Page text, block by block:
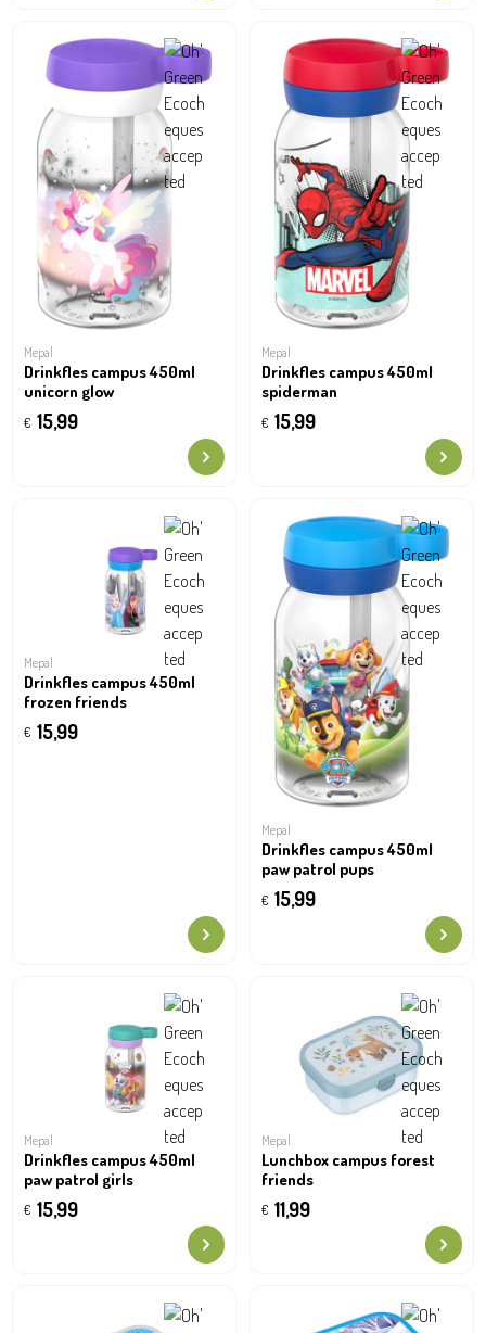
Mepal
Drinkfles campus 450ml
unicorn glow
€ 15,99
Mepal
Drinkfles campus 450ml
spiderman
€ 15,99
Mepal
Drinkfles campus 450ml
frozen friends
€ 15,99
Mepal
Drinkfles campus 450ml
paw patrol pups
€ 15,99
Mepal
Drinkfles campus 450ml
paw patrol girls
€ 15,99
Mepal
Lunchbox campus forest
friends
€ 11,99